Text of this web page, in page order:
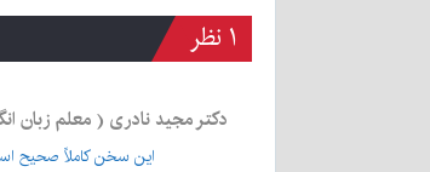
۱ نظر
دکتر مجید نادری ( معلم زبان
این سخن کاملاً صحیح